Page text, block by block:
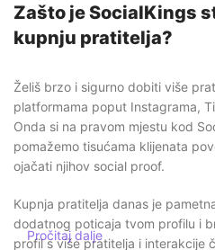
Zašto je SocialKings
kupnju pratitelja?
Želiš brzo i sigurno dobiti više
platformama poput Instagrama,
Onda si na pravom mjestu kod
pomažemo tisućama klijenata
ojačati njihov social proof.
Kupnja pratitelja danas je
dodatnog poticaja tvom profilu i
profil s više pratitelja i interakcije
Pročitaj dalje